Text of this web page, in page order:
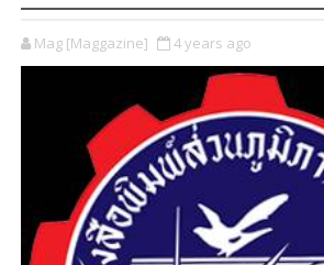
Mag [Maggazine] 4 years ago